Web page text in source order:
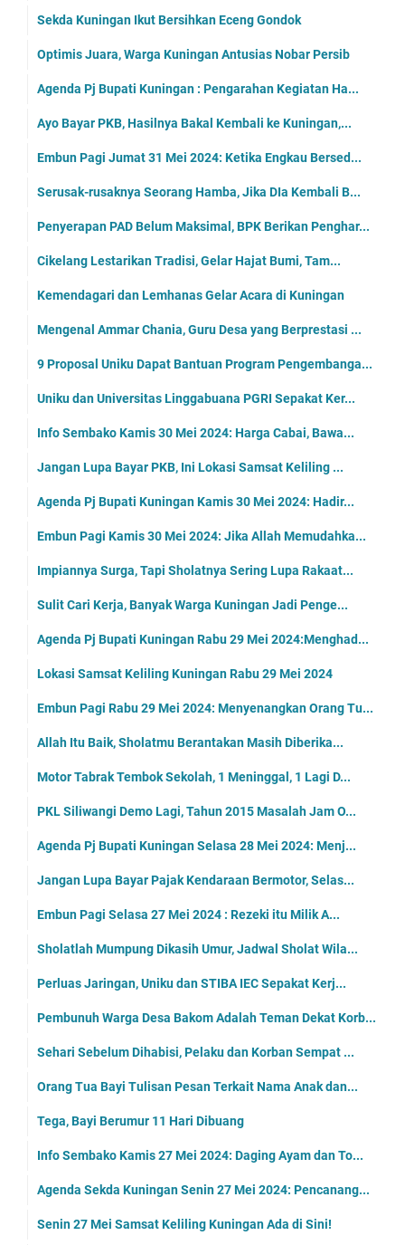
Sekda Kuningan Ikut Bersihkan Eceng Gondok
Optimis Juara, Warga Kuningan Antusias Nobar Persib
Agenda Pj Bupati Kuningan : Pengarahan Kegiatan Ha...
Ayo Bayar PKB, Hasilnya Bakal Kembali ke Kuningan,...
Embun Pagi Jumat 31 Mei 2024: Ketika Engkau Bersed...
Serusak-rusaknya Seorang Hamba, Jika DIa Kembali B...
Penyerapan PAD Belum Maksimal, BPK Berikan Penghar...
Cikelang Lestarikan Tradisi, Gelar Hajat Bumi, Tam...
Kemendagari dan Lemhanas Gelar Acara di Kuningan
Mengenal Ammar Chania, Guru Desa yang Berprestasi ...
9 Proposal Uniku Dapat Bantuan Program Pengembanga...
Uniku dan Universitas Linggabuana PGRI Sepakat Ker...
Info Sembako Kamis 30 Mei 2024: Harga Cabai, Bawa...
Jangan Lupa Bayar PKB, Ini Lokasi Samsat Keliling ...
Agenda Pj Bupati Kuningan Kamis 30 Mei 2024: Hadir...
Embun Pagi Kamis 30 Mei 2024: Jika Allah Memudahka...
Impiannya Surga, Tapi Sholatnya Sering Lupa Rakaat...
Sulit Cari Kerja, Banyak Warga Kuningan Jadi Penge...
Agenda Pj Bupati Kuningan Rabu 29 Mei 2024:Menghad...
Lokasi Samsat Keliling Kuningan Rabu 29 Mei 2024
Embun Pagi Rabu 29 Mei 2024: Menyenangkan Orang Tu...
Allah Itu Baik, Sholatmu Berantakan Masih Diberika...
Motor Tabrak Tembok Sekolah, 1 Meninggal, 1 Lagi D...
PKL Siliwangi Demo Lagi, Tahun 2015 Masalah Jam O...
Agenda Pj Bupati Kuningan Selasa 28 Mei 2024: Menj...
Jangan Lupa Bayar Pajak Kendaraan Bermotor, Selas...
Embun Pagi Selasa 27 Mei 2024 : Rezeki itu Milik A...
Sholatlah Mumpung Dikasih Umur, Jadwal Sholat Wila...
Perluas Jaringan, Uniku dan STIBA IEC Sepakat Kerj...
Pembunuh Warga Desa Bakom Adalah Teman Dekat Korb...
Sehari Sebelum Dihabisi, Pelaku dan Korban Sempat ...
Orang Tua Bayi Tulisan Pesan Terkait Nama Anak dan...
Tega, Bayi Berumur 11 Hari Dibuang
Info Sembako Kamis 27 Mei 2024: Daging Ayam dan To...
Agenda Sekda Kuningan Senin 27 Mei 2024: Pencanang...
Senin 27 Mei Samsat Keliling Kuningan Ada di Sini!